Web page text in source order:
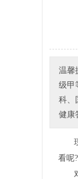
温馨
级甲
科、
健康
看呢